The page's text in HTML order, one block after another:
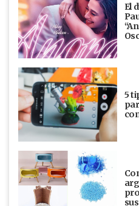
El
5